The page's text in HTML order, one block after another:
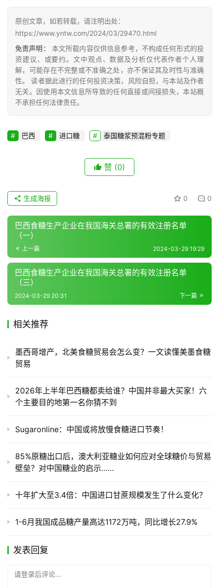
原创文章，如若转载，请注明出处：
https://www.yntw.com/2024/03/29470.html
免责声明：
本文所载内容仅供信息参考，不构成任何形式的投
资建议、或要约。文中观点、数据及分析仅代表作者个人理
解，可能存在不完整或不准确之处，亦不保证其及时性与准确
性。 读者据此进行的任何投资决策，风险自担，与本站及作者
无关。因使用本文信息所导致的任何直接或间接损失，本站概
不承担任何法律责任。
巴西 进口糖 泰国糖浆预混粉专题
赞 (0)
0 0
生成海报
巴西食糖生产企业在我国海关总署的有效注册名单
（一）
上一篇 2024-03-29 19:29
巴西食糖生产企业在我国海关总署的有效注册名单
（三）
下一篇
2024-03-29 20:31
相关推荐
墨西哥增产，北美食糖贸易会怎么变？一文读懂美墨食糖
贸易
2026年上半年巴西糖都卖给谁？中国并非最大买家！六
个主要目的地第一名你猜不到
Sugaronline：中国或将放慢食糖进口节奏！
85%原糖出口后，澳大利亚糖业如何应对全球糖价与贸易
壁垒？对中国糖业的启示……
十年扩大至3.4倍：中国进口甘蔗规模发生了什么变化？
1-6月我国成品糖产量高达1172万吨，同比增长27.9%
发表回复
请登录后评论...